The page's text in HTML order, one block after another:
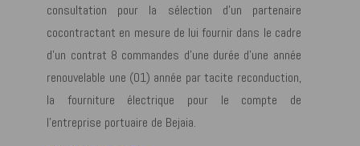
consultation pour la sélection d’un partenaire
cocontractant en mesure de lui fournir dans le cadre
d’un contrat 8 commandes d’une durée d’une année
renouvelable une (01) année par tacite reconduction,
la fourniture électrique pour le compte de
l’entreprise portuaire de Bejaia.